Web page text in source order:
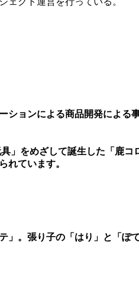
ションによる商品開発による
」をめざして誕生した「鹿
れています。
。張り子の「はり」と「ぽ